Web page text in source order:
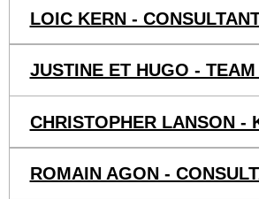
LOIC KERN -
JUSTINE ET HUGO -
CHRISTOPHER LANSON -
ROMAIN AGON -